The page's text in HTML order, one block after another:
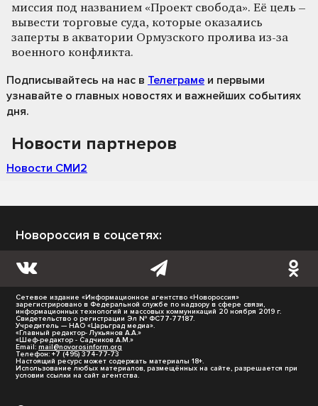
миссия под названием «Проект свобода». Её цель –
вывести торговые суда, которые оказались
заперты в акватории Ормузского пролива из-за
военного конфликта.
Подписывайтесь на нас в Телеграме и первыми
узнавайте о главных новостях и важнейших событиях
дня.
Новости партнеров
Новости СМИ2
Новороссия в соцсетях:
Сетевое издание «Информационное агентство «Новороссия»
зарегистрировано в Федеральной службе по надзору в сфере связи,
информационных технологий и массовых коммуникаций 20 ноября 2019 г.
Свидетельство о регистрации Эл № ФС77-77187.
Учредитель — НАО «Царьград медиа».
«Главный редактор- Лукьянов А.А.»
«Шеф-редактор - Садчиков А.М.»
Email: mail@novorosinform.org
Телефон: +7 (495) 374-77-73
Настоящий ресурс может содержать материалы 18+.
Использование любых материалов, размещённых на сайте, разрешается при
условии ссылки на сайт агентства.